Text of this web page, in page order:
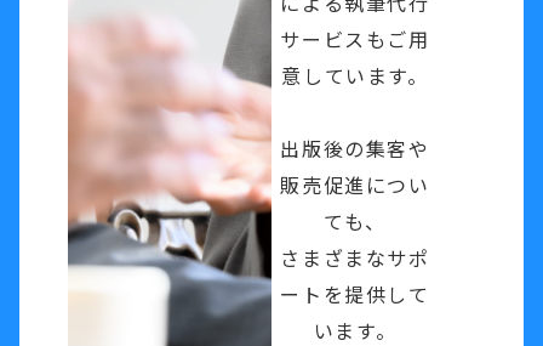
サービスもご用
意しています。
出版後の集客や
販売促進につい
ても、
さまざまなサポ
ートを提供して
います。